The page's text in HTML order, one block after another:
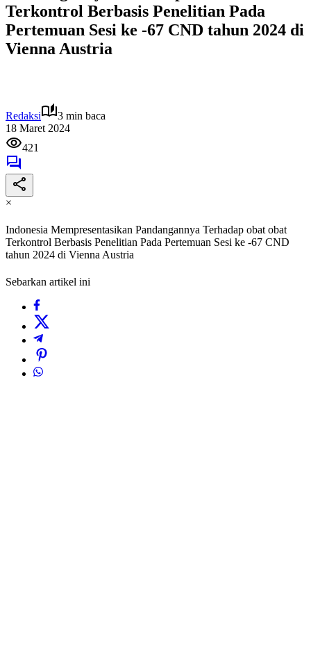
Terkontrol Berbasis Penelitian Pada
Pertemuan Sesi ke -67 CND tahun 2024 di
Vienna Austria
Redaksi
3 min baca
18 Maret 2024
421
×
Indonesia Mempresentasikan Pandangannya Terhadap obat obat
Terkontrol Berbasis Penelitian Pada Pertemuan Sesi ke -67 CND
tahun 2024 di Vienna Austria
Sebarkan artikel ini